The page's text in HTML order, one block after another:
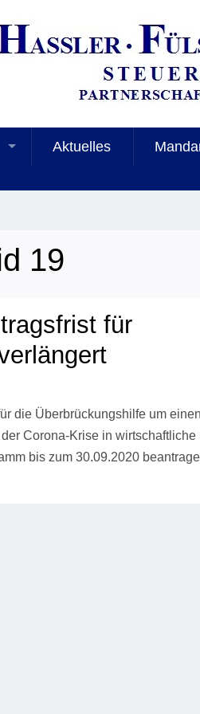
Aktuelles
19
für
die Überbrückungshilfe um
Corona-Krise in
bis zum 30.09.2020